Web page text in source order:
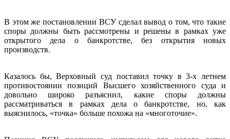
В этом же постановлении ВСУ сделал вывод о том, что такие
споры должны быть рассмотрены и решены в рамках уже
открытого дела о банкротстве, без открытия новых
производств.
Казалось бы, Верховный суд поставил точку в 3-х летнем
противостоянии позиций Высшего хозяйственного суда и
довольно широко разъяснил, какие споры должны
рассматриваться в рамках дела о банкротстве, но, как
выяснилось, «точка» больше похожа на «многоточие».